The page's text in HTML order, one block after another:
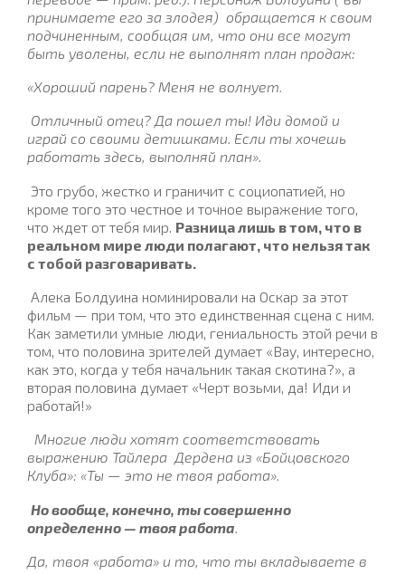
принимаете его за злодея) обращается к своим
подчиненным, сообщая им, что они все могут
быть уволены, если не выполнят план продаж:
«Хороший парень? Меня не волнует.
Отличный отец? Да пошел ты! Иди домой и
играй со своими детишками. Если ты хочешь
работать здесь, выполняй план».
Это грубо, жестко и граничит с социопатией, но
кроме того это честное и точное выражение того,
что ждет от тебя мир. Разница лишь в том, что в
реальном мире люди полагают, что нельзя так
с тобой разговаривать.
Алека Болдуина номинировали на Оскар за этот
фильм — при том, что это единственная сцена с ним.
Как заметили умные люди, гениальность этой речи в
том, что половина зрителей думает «Вау, интересно,
как это, когда у тебя начальник такая скотина?», а
вторая половина думает «Черт возьми, да! Иди и
работай!»
Многие люди хотят соответствовать
выражению Тайлера Дердена из «Бойцовского
Клуба»: «Ты — это не твоя работа».
Но вообще, конечно, ты совершенно
определенно — твоя работа
Да, твоя «работа» и то, что ты вкладываете в